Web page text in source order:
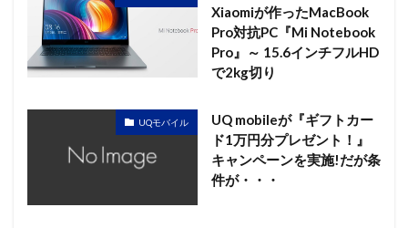
Xiaomiが作ったMacBook
Pro対抗PC『Mi Notebook
Pro』～ 15.6インチフルHD
で2kg切り
UQモバイル
UQ mobileが『ギフトカー
ド1万円分プレゼント！』
キャンペーンを実施!だが条
件が・・・